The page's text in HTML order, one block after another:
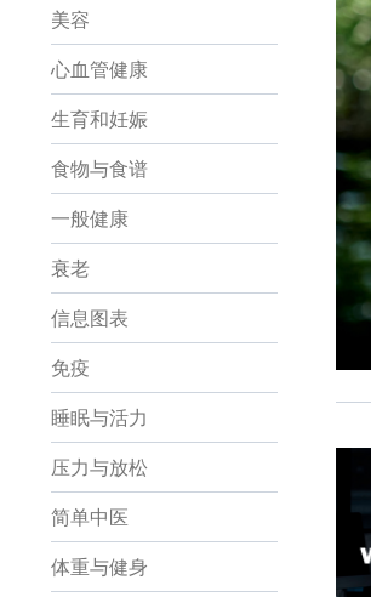
美容
心血管健康
生育和妊娠
食物与食谱
一般健康
衰老
信息图表
免疫
睡眠与活力
压力与放松
简单中医
体重与健身